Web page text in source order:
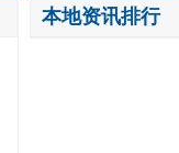
本地资讯排行